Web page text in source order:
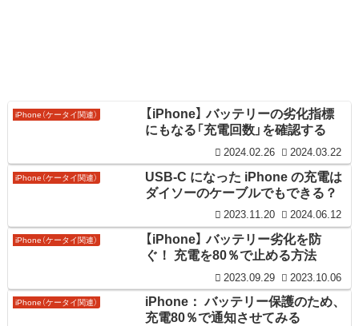
iPhone（ケータイ関連）
【iPhone】 バッテリーの劣化指標
にもなる「充電回数」を確認する
2024.02.26 2024.03.22
iPhone（ケータイ関連）
USB-C になった iPhone の充電は
ダイソーのケーブルでもできる？
2023.11.20 2024.06.12
iPhone（ケータイ関連）
【iPhone】 バッテリー劣化を防
ぐ！ 充電を80％で止める方法
2023.09.29 2023.10.06
iPhone（ケータイ関連）
iPhone： バッテリー保護のため、
充電80％で通知させてみる